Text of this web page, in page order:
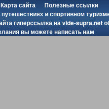
Карта сайта
Полезные ссылки
и спортивном
гиперссылка наvide-supra.net
вы можетенаписать нам